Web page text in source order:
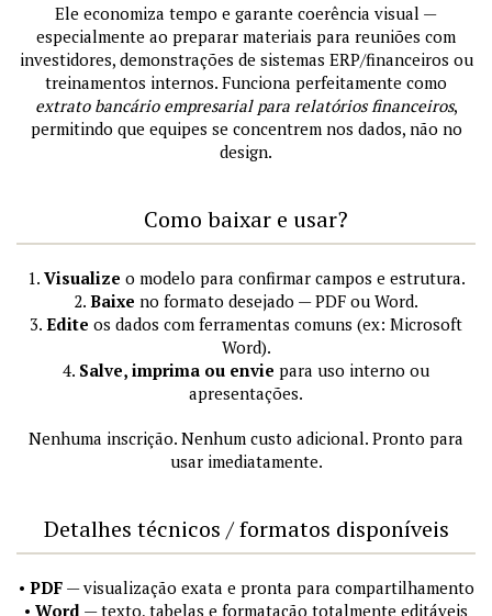
Ele economiza tempo e garante coerência visual —
especialmente ao preparar materiais para reuniões com
investidores, demonstrações de sistemas ERP/financeiros ou
treinamentos internos. Funciona perfeitamente como
extrato bancário empresarial para relatórios financeiros,
permitindo que equipes se concentrem nos dados, não no
design.
Como baixar e usar?
1. Visualize o modelo para confirmar campos e estrutura.
2. Baixe no formato desejado — PDF ou Word.
3. Edite os dados com ferramentas comuns (ex: Microsoft
Word).
4. Salve, imprima ou envie para uso interno ou
apresentações.
Nenhuma inscrição. Nenhum custo adicional. Pronto para
usar imediatamente.
Detalhes técnicos / formatos disponíveis
• PDF— visualização exata e pronta para compartilhamento
• Word — texto, tabelas e formatação totalmente editáveis